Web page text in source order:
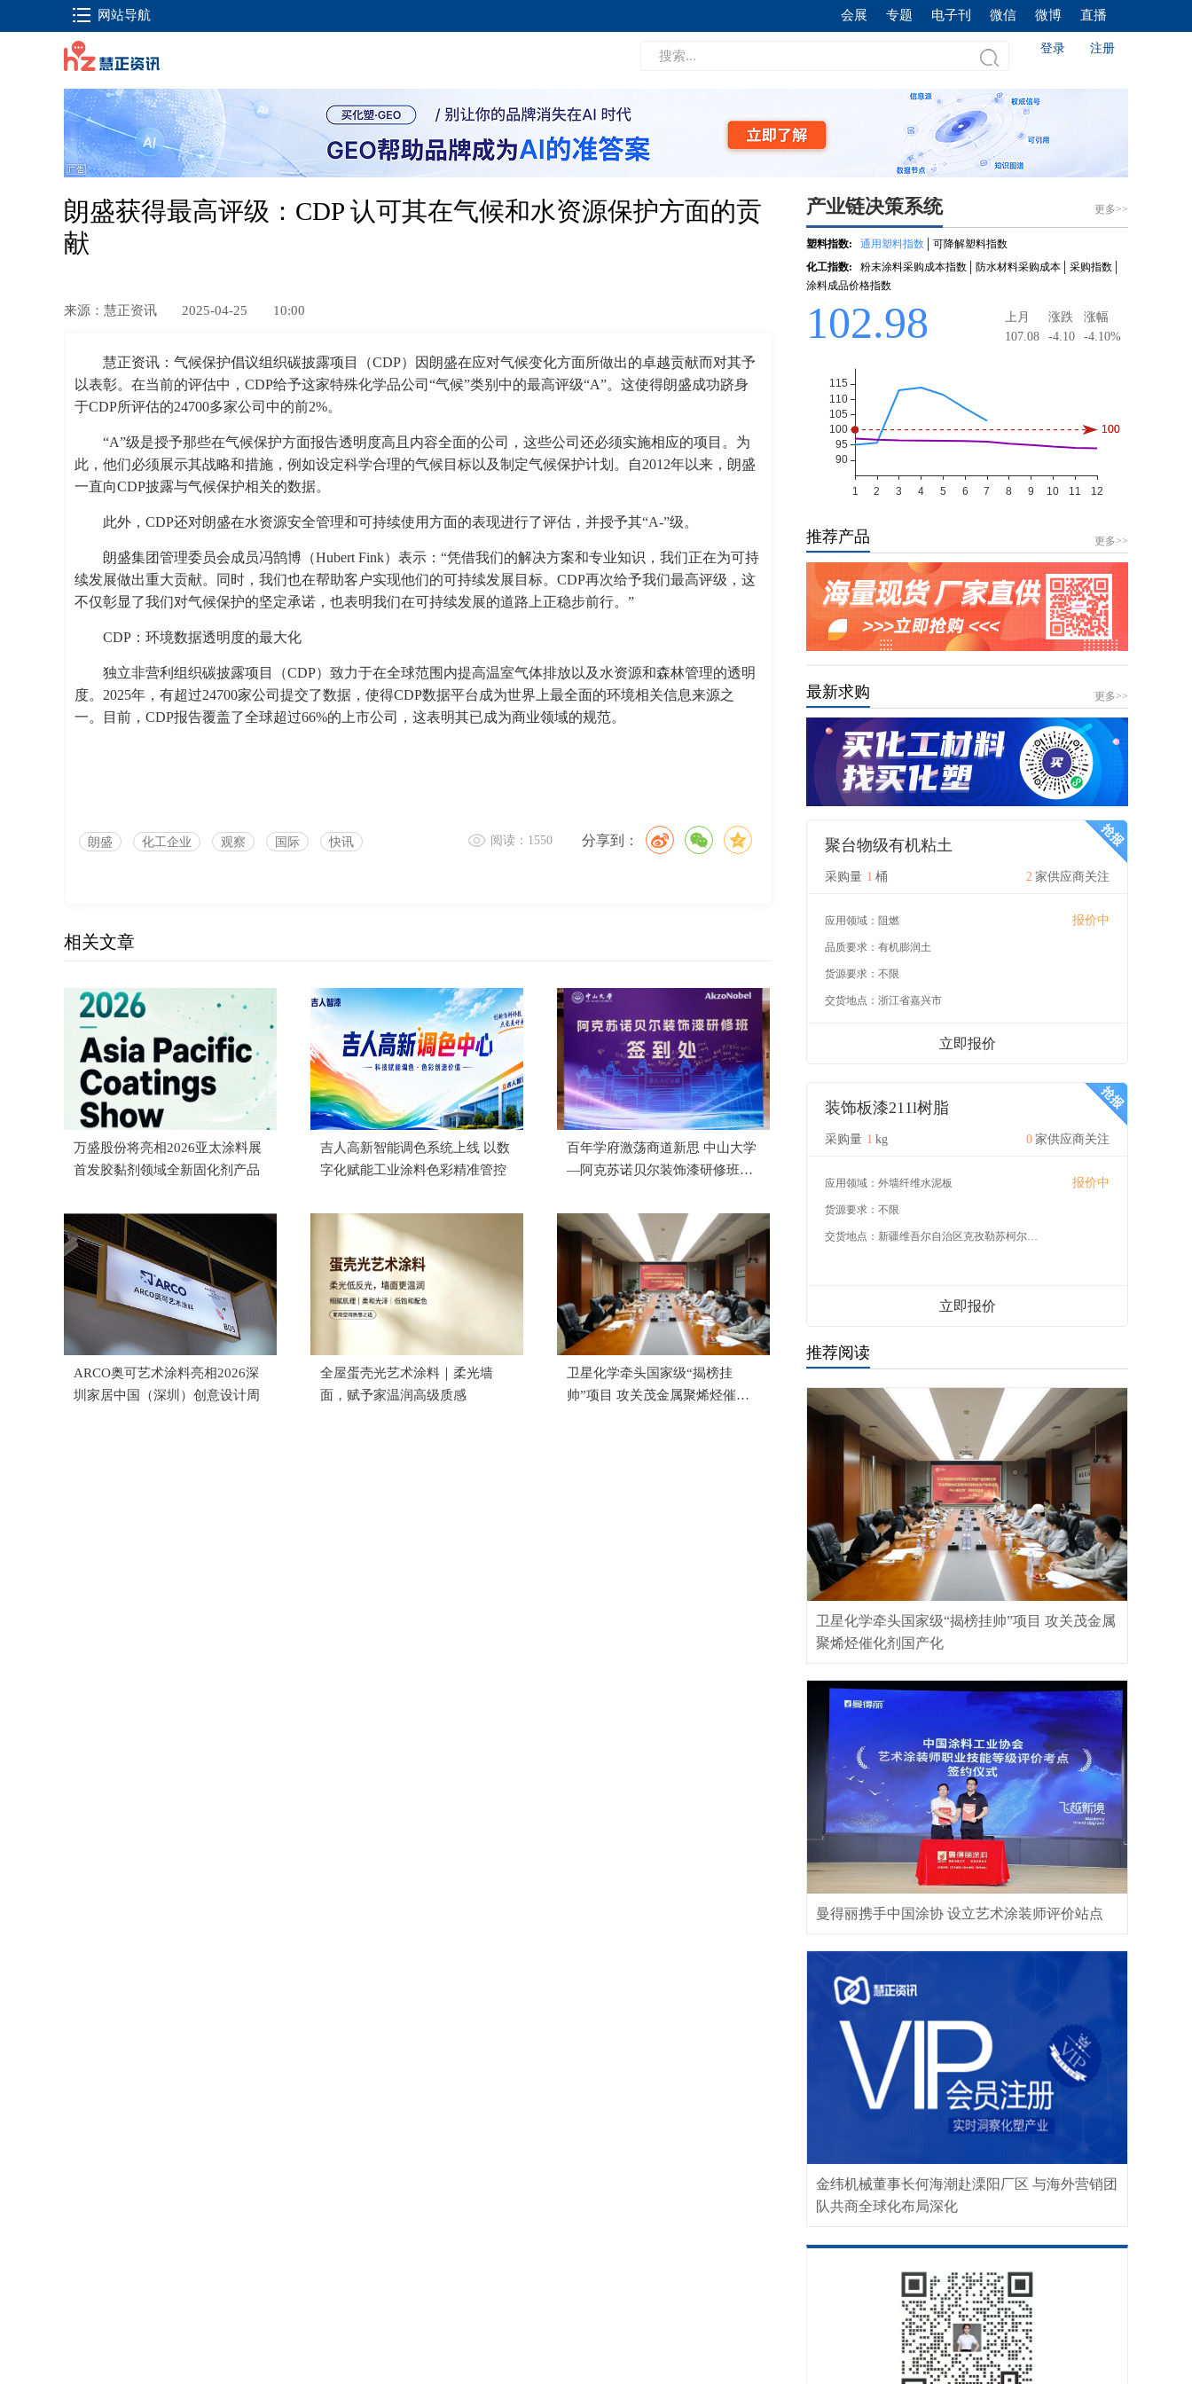
网站导航 会展 专题 电子刊 微信 微博 直播
登录 注册
朗盛获得最高评级：CDP 认可其在气候和水资源保护方面的贡
献
来源：慧正资讯 2025-04-25 10:00
慧正资讯：气候保护倡议组织碳披露项目（CDP）因朗盛在应对气候变化方面所做出的卓越贡献而对其予
以表彰。在当前的评估中，CDP给予这家特殊化学品公司“气候”类别中的最高评级“A”。这使得朗盛成功跻身
于CDP所评估的24700多家公司中的前2%。
“A”级是授予那些在气候保护方面报告透明度高且内容全面的公司，这些公司还必须实施相应的项目。为
此，他们必须展示其战略和措施，例如设定科学合理的气候目标以及制定气候保护计划。自2012年以来，朗盛
一直向CDP披露与气候保护相关的数据。
此外，CDP还对朗盛在水资源安全管理和可持续使用方面的表现进行了评估，并授予其“A-”级。
朗盛集团管理委员会成员冯鹄博（Hubert Fink）表示：“凭借我们的解决方案和专业知识，我们正在为可持
续发展做出重大贡献。同时，我们也在帮助客户实现他们的可持续发展目标。CDP再次给予我们最高评级，这
不仅彰显了我们对气候保护的坚定承诺，也表明我们在可持续发展的道路上正稳步前行。”
CDP：环境数据透明度的最大化
独立非营利组织碳披露项目（CDP）致力于在全球范围内提高温室气体排放以及水资源和森林管理的透明
度。2025年，有超过24700家公司提交了数据，使得CDP数据平台成为世界上最全面的环境相关信息来源之
一。目前，CDP报告覆盖了全球超过66%的上市公司，这表明其已成为商业领域的规范。
朗盛 化工企业 观察 国际 快讯 阅读：1550 分享到：
相关文章
万盛股份将亮相2026亚太涂料展
首发胶黏剂领域全新固化剂产品
吉人高新智能调色系统上线 以数
字化赋能工业涂料色彩精准管控
百年学府激荡商道新思 中山大学
—阿克苏诺贝尔装饰漆研修班成
ARCO奥可艺术涂料亮相2026深
圳家居中国（深圳）创意设计周
全屋蛋壳光艺术涂料｜柔光墙
面，赋予家温润高级质感
卫星化学牵头国家级“揭榜挂
帅”项目 攻关茂金属聚烯烃催化
推荐产品 更多>>
最新求购 更多>>
聚台物级有机粘土
采购量 1 桶 2 家供应商关注
应用领域： 阻燃 报价中
品质要求： 有机膨润土
货源要求： 不限
交货地点： 浙江省嘉兴市
立即报价
装饰板漆211l树脂
采购量 1 kg 0 家供应商关注
应用领域： 外墙纤维水泥板 报价中
货源要求： 不限
交货地点： 新疆维吾尔自治区克孜勒苏柯尔克孜自治州
立即报价
推荐阅读
卫星化学牵头国家级“揭榜挂帅”项目 攻关茂金属
聚烯烃催化剂国产化
曼得丽携手中国涂协 设立艺术涂装师评价站点
金纬机械董事长何海潮赴溧阳厂区 与海外营销团
队共商全球化布局深化